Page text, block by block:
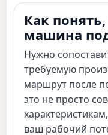
Как
машина
Нужно
требуемую
маршрут после
это не просто
ваш рабочий